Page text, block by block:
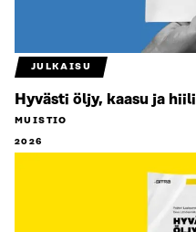
JULKAISU
Hyvästi öljy, kaasu ja hiili
MUISTIO
2026